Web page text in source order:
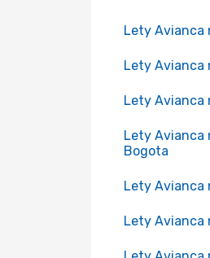
Lety Avianca
Lety Avianca
Lety Avianca
Lety Avianca
Bogota
Lety Avianca
Lety Avianca